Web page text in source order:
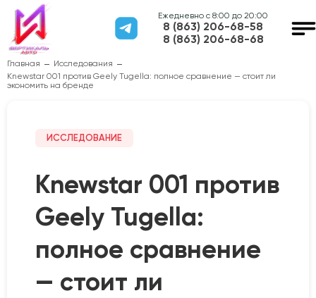
Ежедневно с 8:00 до 20:00
8 (863) 206-68-58
8 (863) 206-68-68
Главная
Исследования
Knewstar 001 против Geely Tugella: полное сравнение — стоит ли
экономить на бренде
ИССЛЕДОВАНИЕ
Knewstar 001 против
Geely Tugella:
полное сравнение
— стоит ли